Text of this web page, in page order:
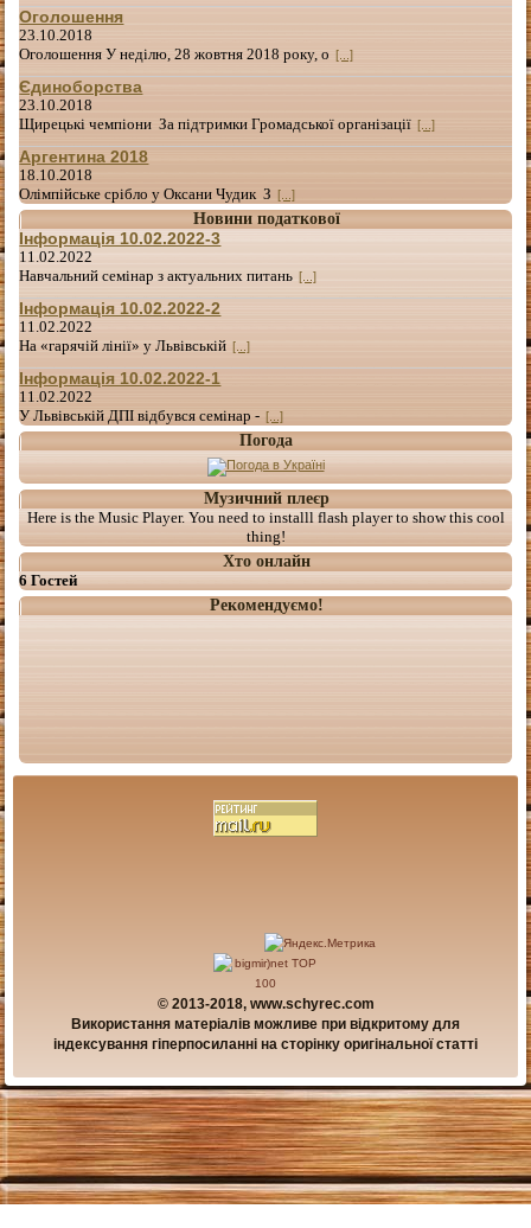
Оголошення
23.10.2018
Оголошення У неділю, 28 жовтня 2018 року, о [...]
Єдиноборства
23.10.2018
Щирецькі чемпіони За підтримки Громадської організації [...]
Аргентина 2018
18.10.2018
Олімпійське срібло у Оксани Чудик З
[...]
Новини податкової
Інформація 10.02.2022-3
11.02.2022
Навчальний семінар з актуальних питань [...]
Інформація 10.02.2022-2
11.02.2022
На «гарячій лінії» у Львівській [...]
Інформація 10.02.2022-1
11.02.2022
У Львівській ДПІ відбувся семінар - [...]
Погода
Музичний плеєр
Here is the Music Player. You need to installl flash player to show this cool
thing!
Хто онлайн
6 Гостей
Рекомендуємо!
© 2013-2018, www.schyrec.com
Використання матеріалів можливе при відкритому для
індексування гіперпосиланні на сторінку оригінальної статті